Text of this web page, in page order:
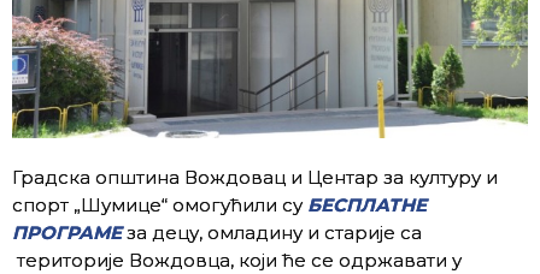
Градска општина Вождовац и Центар за културу и
спорт „Шумице“ омогућили су БЕСПЛАТНЕ
ПРОГРАМЕ за децу, омладину и старије са
територије Вождовца, који ће се одржавати у